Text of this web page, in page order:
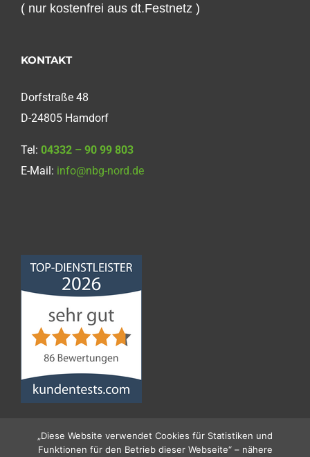
( nur kostenfrei aus dt.Festnetz )
KONTAKT
Dorfstraße 48
D-24805 Hamdorf
Tel: 04332 – 90 99 803
E-Mail: info@nbg-nord.de
Norddeutsche
Bauabdichtungsgesellschaft
mbH
von 5
86Bewertungen
„Diese Website verwendet Cookies für Statistiken und
Funktionen für den Betrieb dieser Webseite“ – nähere